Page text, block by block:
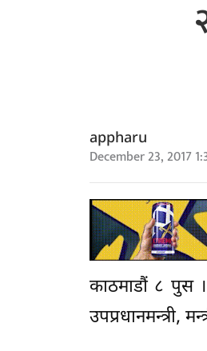
appharu
December 23, 2017
काठमाडौं ८ पुस
उपप्रधानमन्त्री,